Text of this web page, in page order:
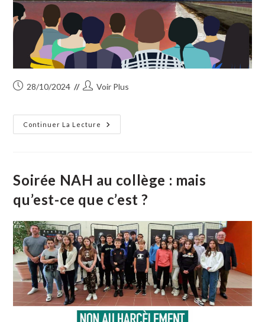
Publication
28/10/2024
Auteur/autrice
publication :
Voir Plus
Continuer La Lecture
Soirée
Tchatche
Camargue,
Richesse
Contrainte
Soirée NAH au collège : mais
qu’est-ce que c’est ?